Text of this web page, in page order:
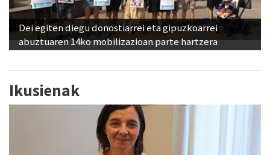
Dei egiten diegu donostiarrei eta gipuzkoarrei
abuztuaren 14ko mobilizazioan parte hartzera
Ikusienak